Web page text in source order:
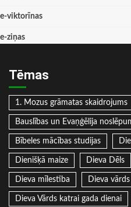
e-viktorīnas
e-ziņas
Tēmas
1. Mozus grāmatas skaidrojums
Bauslības un Evaņģēlija
Bībeles mācības studijas
Dienišķā maize Dieva Dēls
Dieva mīlestība Dieva vārds
Dieva Vārds katrai gada dienai